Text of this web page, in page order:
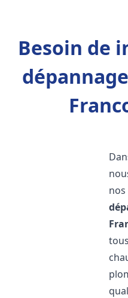
Besoin de
nos